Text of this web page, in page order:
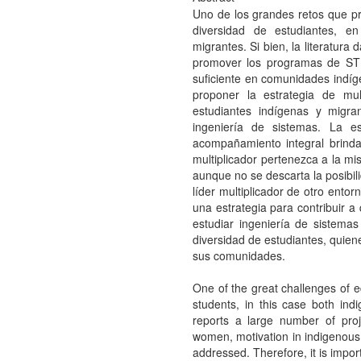
Uno de los grandes retos que
diversidad de estudiantes,
migrantes. Si bien, la literatura
promover los programas de
suficiente en comunidades
proponer la estrategia de
estudiantes indígenas y
ingeniería de sistemas. La
acompañamiento integral
multiplicador pertenezca a la
aunque no se descarta la
líder multiplicador de otro
una estrategia para contribuir
estudiar ingeniería de
diversidad de estudiantes,
sus comunidades.
One of the great challenges of
students, in this case both
reports a large number of
women, motivation in
addressed. Therefore, it is